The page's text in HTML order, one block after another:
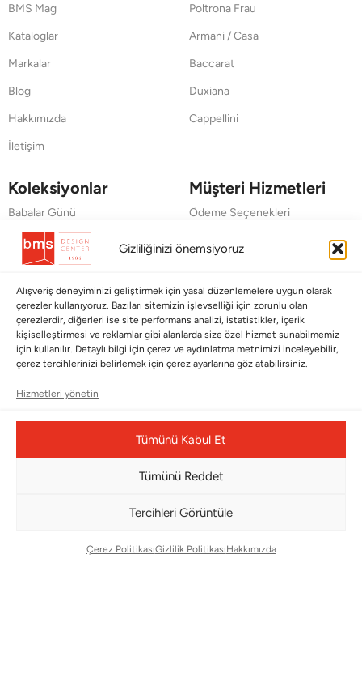
Gizliliğinizi önemsiyoruz
Alışveriş deneyiminizi geliştirmek için yasal düzenlemelere uygun olarak
çerezler kullanıyoruz. Bazıları sitemizin işlevselliği için zorunlu olan
çerezlerdir, diğerleri ise site performans analizi, istatistikler, içerik
kişiselleştirmesi ve reklamlar gibi alanlarda size özel hizmet sunabilmemiz
için kullanılır. Detaylı bilgi için çerez ve aydınlatma metnimizi inceleyebilir,
çerez tercihlerinizi belirlemek için çerez ayarlarına göz atabilirsiniz.
Hizmetleri yönetin
Tümünü Kabul Et
Tümünü Reddet
Tercihleri Görüntüle
Çerez PolitikasıGizlilik PolitikasıHakkımızda
BMS Mag
Kataloglar
Markalar
Blog
Hakkımızda
İletişim
Poltrona Frau
Armani / Casa
Baccarat
Duxiana
Cappellini
Koleksiyonlar
Babalar Günü
Anneler Günü
Sevgililer Günü
Saraylardan Evinize
Wedding
Pet Collection
Müşteri Hizmetleri
Ödeme Seçenekleri
İade Politikası
Kullanım Koşulları
KVKK
Hata Bildirim Formu
BÜLTENİMİZE ABONE OLUN